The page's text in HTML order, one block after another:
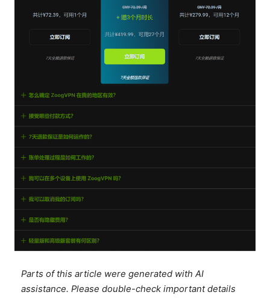
Parts of this article were generated with AI
assistance. Please double-check important details